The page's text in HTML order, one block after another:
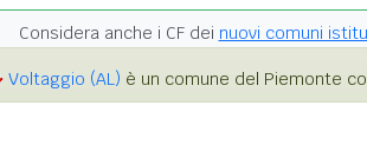
Considera anche i CF dei nuovi comuni
Voltaggio (AL) è un comune del Piemonte